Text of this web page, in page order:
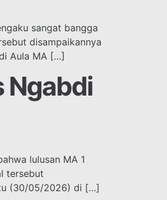
sangat bangga
disampaikannya
Aula MA […]
Ngabdi
lulusan MA 1
tersebut
(30/05/2026) di […]